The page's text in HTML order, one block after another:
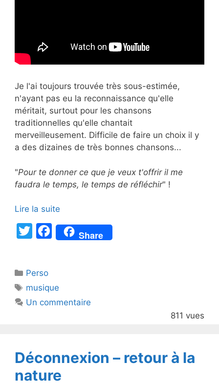
Je l'ai toujours trouvée très sous-estimée,
n'ayant pas eu la reconnaissance qu'elle
méritait, surtout pour les chansons
traditionnelles qu'elle chantait
merveilleusement. Difficile de faire un choix il y
a des dizaines de très bonnes chansons...
"Pour te donner ce que je veux t'offrir il me
faudra le temps, le temps de réfléchir" !
Lire la suite
T
er
F
a
b
o
Share
Catégories
Perso
Étiquettes
musique
Un commentaire
811 vues
Déconnexion – retour à la
nature